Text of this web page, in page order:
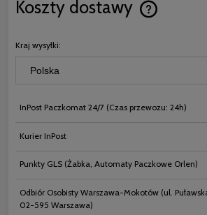
Koszty dostawy
Cena nie
Kraj wysyłki:
InPost Paczkomat 24/7 (Czas przewozu: 24h)
Kurier InPost
Punkty GLS (Żabka, Automaty Paczkowe Orlen)
Odbiór Osobisty Warszawa-Mokotów (ul.
02-595 Warszawa)